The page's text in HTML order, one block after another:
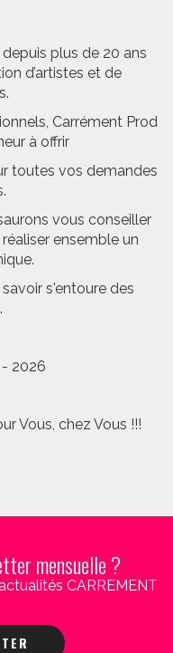
plus de 20 ans
d’artistes et de
Carrément Prod
à offrir
toutes vos demandes
vous conseiller
ensemble un
s'entoure des
2026
Vous, chez Vous !!!
mensuelle ?
CARREMENT